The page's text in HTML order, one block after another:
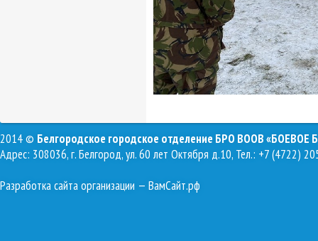
2014 © Белгородское городское отделение БРО ВООВ «БОЕВОЕ
Адрес: 308036, г. Белгород, ул. 60 лет Октября д.10, Тел.: +7 (4722)
Разработка сайта организации — ВамСайт.рф